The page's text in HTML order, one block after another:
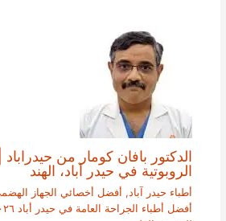
الدكتور بافان كومار من
الروبوتية في حيدر آباد، الهند
أطباء حيدر آباد, أفضل أخصائي الجهاز الهضمي
أفضل أطباء الجراحة العامة في حيدر أباد ٢٠٢٦